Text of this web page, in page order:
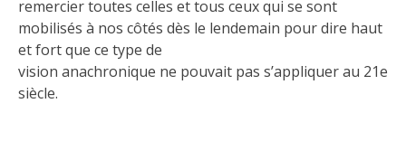
remercier toutes celles et tous ceux qui se sont
mobilisés à nos côtés dès le lendemain pour dire haut
et fort que ce type de
vision anachronique ne pouvait pas s’appliquer au 21e
siècle.